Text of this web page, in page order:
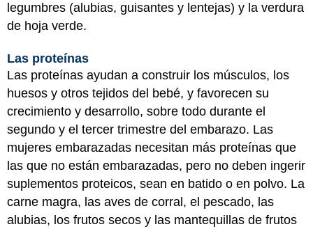
legumbres (alubias, guisantes y lentejas) y la verdura
de hoja verde.
Las proteínas
Las proteínas ayudan a construir los músculos, los
huesos y otros tejidos del bebé, y favorecen su
crecimiento y desarrollo, sobre todo durante el
segundo y el tercer trimestre del embarazo. Las
mujeres embarazadas necesitan más proteínas que
las que no están embarazadas, pero no deben ingerir
suplementos proteicos, sean en batido o en polvo. La
carne magra, las aves de corral, el pescado, las
alubias, los frutos secos y las mantequillas de frutos